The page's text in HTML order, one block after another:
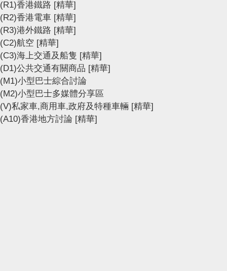
(R1)香港鐵路 [精華]
(R2)香港電車 [精華]
(R3)港外鐵路 [精華]
(C2)航空 [精華]
(C3)海上交通及船隻 [精華]
(D1)公共交通有關商品 [精華]
(M1)小型巴士綜合討論
(M2)小型巴士多媒體分享區
(V)私家車,商用車,政府及特種車輛 [精華]
(A10)香港地方討論 [精華]